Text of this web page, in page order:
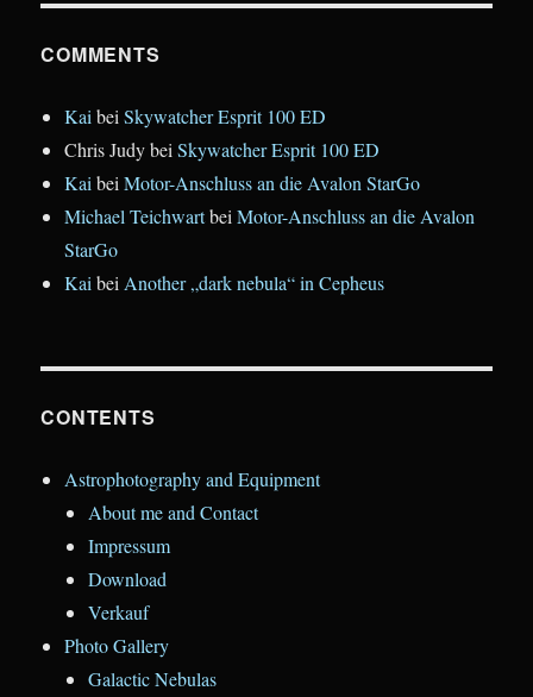
COMMENTS
Kai beiSkywatcher Esprit 100 ED
Chris JudybeiSkywatcher Esprit 100 ED
Kai beiMotor-Anschluss an die Avalon StarGo
Michael TeichwartbeiMotor-Anschluss an die Avalon
StarGo
Kai bei Another „dark nebula“ in Cepheus
CONTENTS
Astrophotography and Equipment
About me and Contact
Impressum
Download
Verkauf
Photo Gallery
Galactic Nebulas